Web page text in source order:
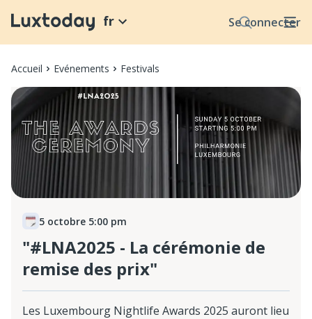
Se connecter
fr
Accueil Evénements Festivals
5 octobre 5:00 pm
"#LNA2025 - La cérémonie de
remise des prix"
Les Luxembourg Nightlife Awards 2025 auront lieu